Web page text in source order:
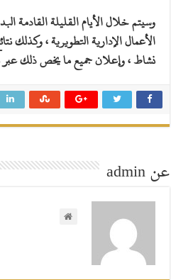
وسيتم خلال الأيام القليلة القادمة
الأعمال الإدارية التطويرية ، وكذلك
نشاط ، وإعلان جميع ما يخص ذلك عبر
عن admin